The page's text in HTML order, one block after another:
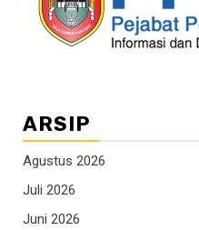
ARSIP
Agustus 2026
Juli 2026
Juni 2026